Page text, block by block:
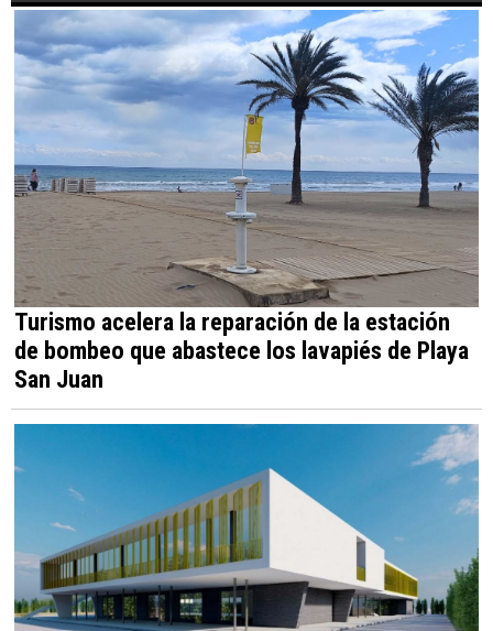
Turismo acelera la reparación de la estación
de bombeo que abastece los lavapiés de Playa
San Juan